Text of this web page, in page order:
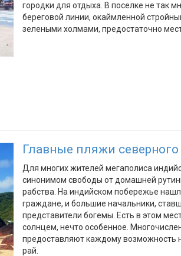
городки для отдыха. В поселке не так
береговой линии, окаймленной
зелеными холмами, предостаточно
Главные пляжи северного
Для многих жителей мегаполиса
синонимом свободы от домашней
рабства. На индийском побережье
граждане, и большие начальники,
представители богемы. Есть в этом
солнцем, нечто особенное.
предоставляют каждому возможность
рай.